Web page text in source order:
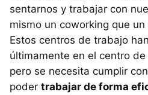
sentarnos y trabajar con
mismo un coworking que
Estos centros de trabajo
últimamente en el centro
pero se necesita cumplir
poder trabajar de forma